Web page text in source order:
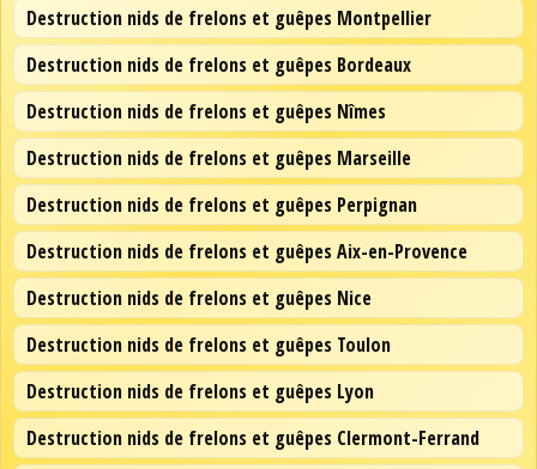
Destruction nids de frelons et guêpes Montpellier
Destruction nids de frelons et guêpes Bordeaux
Destruction nids de frelons et guêpes Nîmes
Destruction nids de frelons et guêpes Marseille
Destruction nids de frelons et guêpes Perpignan
Destruction nids de frelons et guêpes Aix-en-Provence
Destruction nids de frelons et guêpes Nice
Destruction nids de frelons et guêpes Toulon
Destruction nids de frelons et guêpes Lyon
Destruction nids de frelons et guêpes Clermont-Ferrand